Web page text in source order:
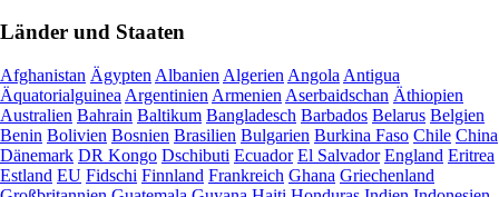
Länder und Staaten
Afghanistan Ägypten Albanien Algerien Angola Antigua
Äquatorialguinea Argentinien Armenien Aserbaidschan Äthiopien
Australien Bahrain Baltikum Bangladesch Barbados Belarus Belgien
Benin Bolivien Bosnien Brasilien Bulgarien Burkina Faso Chile China
Dänemark DR Kongo Dschibuti Ecuador El Salvador England Eritrea
Estland EU Fidschi Finnland Frankreich Ghana Griechenland